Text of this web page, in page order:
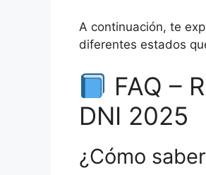
A continuación, te
diferentes estados
FAQ –
DNI 2025
¿Cómo